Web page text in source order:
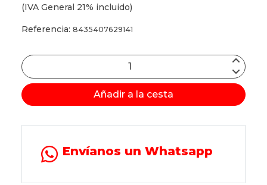
(IVA General 21% incluido)
Referencia: 8435407629141
Añadir a la cesta
Envíanos un Whatsapp